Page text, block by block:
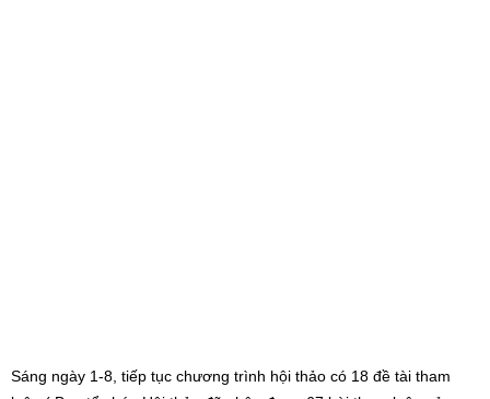
Sáng ngày 1-8, tiếp tục chương trình hội thảo có 18 đề tài tham